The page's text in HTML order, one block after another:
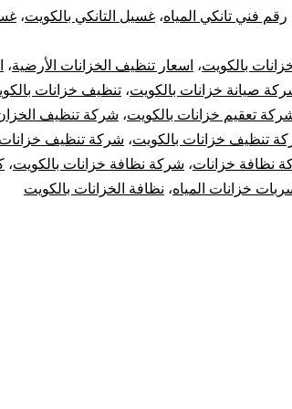
رقم فني تانكي المياه، غسيل التانكي بالكويت،
بالكويت، اسعار تنظيف الخزانات الأرضية،
صيانة خزانات بالكويت، تنظيف خزانات
تعقيم خزانات بالكويت، شركة تنظيف
تنظيف خزانات بالكويت، شركة تنظيف
نظافة خزانات، شركة نظافة خزانات بالكويت،
خزانات المياه، نظافة الخزانات بالكويت